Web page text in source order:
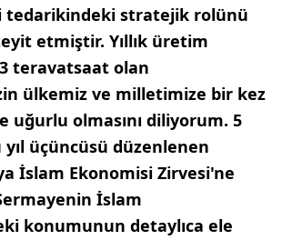
tedarikindeki stratejik rolünü
etmiştir. Yıllık üretim
teravatsaat olan
ülkemiz ve milletimize bir kez
uğurlu olmasını diliyorum. 5
üçüncüsü düzenlenen
İslam Ekonomisi Zirvesi'ne
İslam
konumunun detaylıca ele